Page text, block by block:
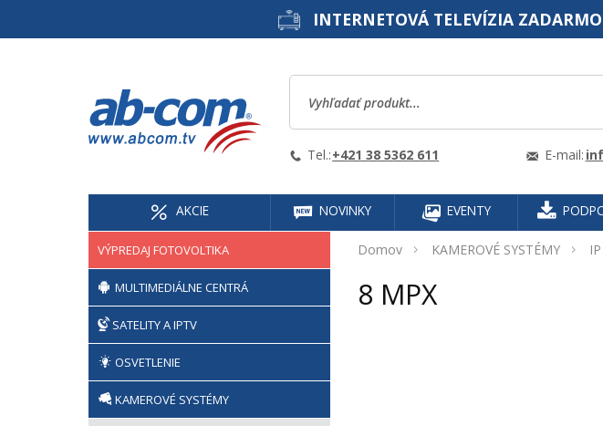
INTERNETOVÁ TELEVÍZIA ZADARMO
Tel.:+421 38 5362 611 E-mail:
AKCIE NOVINKY EVENTY
Domov KAMEROVÉ SYSTÉMY
8 MPX
VÝPREDAJ FOTOVOLTIKA
MULTIMEDIÁLNE CENTRÁ
SATELITY A IPTV
OSVETLENIE
KAMEROVÉ SYSTÉMY